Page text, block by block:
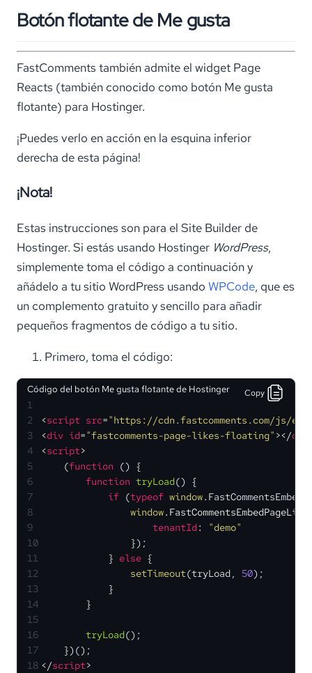
Botón flotante de Me gusta
FastComments también admite el widget Page
Reacts (también conocido como botón Me gusta
flotante) para Hostinger.
¡Puedes verlo en acción en la esquina inferior
derecha de esta página!
¡Nota!
Estas instrucciones son para el Site Builder de
Hostinger. Si estás usando Hostinger WordPress,
simplemente toma el código a continuación y
añádelo a tu sitio WordPress usando WPCode, que es
un complemento gratuito y sencillo para añadir
pequeños fragmentos de código a tu sitio.
Primero, toma el código:
Código del botón Me gusta flotante de Hostinger Copy
1
2
<script src="https://cdn.fastcomments.com/js/
3
<div id="fastcomments-page-likes-floating" ></div
4
<script>
5
    (
function () {
6
function tryLoad() {
7
if (typeof window.
8
window.
9
tenantId:
"demo"
10
                });
11
            }
else {
12
setTimeout(tryLoad, 50);
13
            }
14
        }
15
16
tryLoad();
17
    })();
18 </script>